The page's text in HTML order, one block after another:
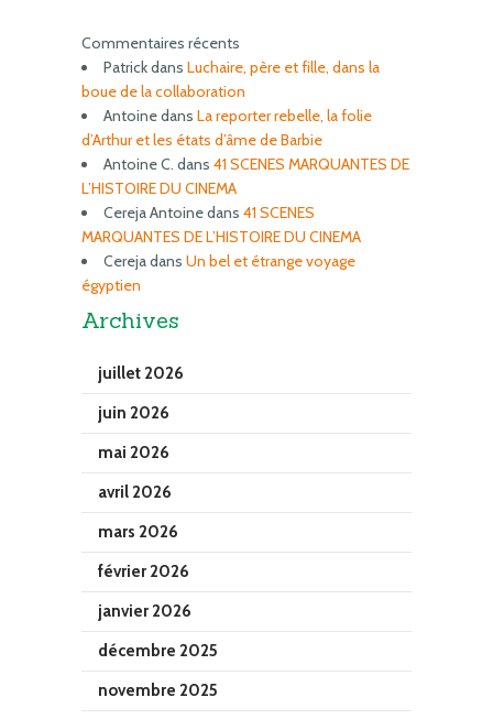
Commentaires récents
Patrickdans Luchaire, père et fille, dans la
boue de la collaboration
Antoinedans La reporter rebelle, la folie
d’Arthur et les états d’âme de Barbie
Antoine C. dans 41 SCENES MARQUANTES DE
L’HISTOIRE DU CINEMA
Cereja Antoinedans 41 SCENES
MARQUANTES DE L’HISTOIRE DU CINEMA
Cerejadans Un bel et étrange voyage
égyptien
Archives
juillet 2026
juin 2026
mai 2026
avril 2026
mars 2026
février 2026
janvier 2026
décembre 2025
novembre 2025